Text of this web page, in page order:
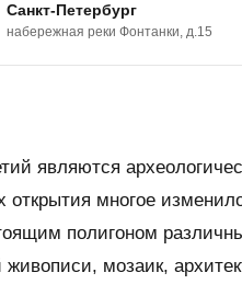
Санкт-Петербург
набережная реки Фонтанки, д.15
являются
многое
полигоном
мозаик,